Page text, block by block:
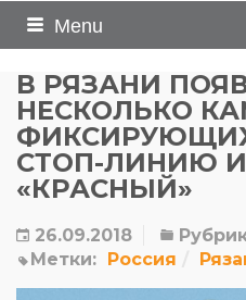
Menu
В РЯЗАНИ
НЕСКОЛЬКО
СТОП-ЛИНИЮ
«КРАСНЫЙ»
26.09.2018
Метки: Россия